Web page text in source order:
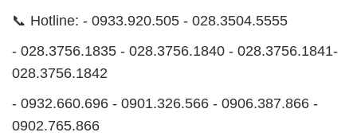
📞 Hotline: - 0933.920.505 - 028.3504.5555
- 028.3756.1835 - 028.3756.1840 - 028.3756.1841-
028.3756.1842
- 0932.660.696 - 0901.326.566 - 0906.387.866 -
0902.765.866